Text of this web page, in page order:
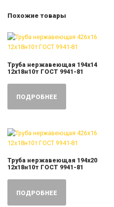
Похожие товары
Труба нержавеющая 194х14
12х18н10т ГОСТ 9941-81
ПОДРОБНЕЕ
Труба нержавеющая 194х20
12х18н10т ГОСТ 9941-81
ПОДРОБНЕЕ